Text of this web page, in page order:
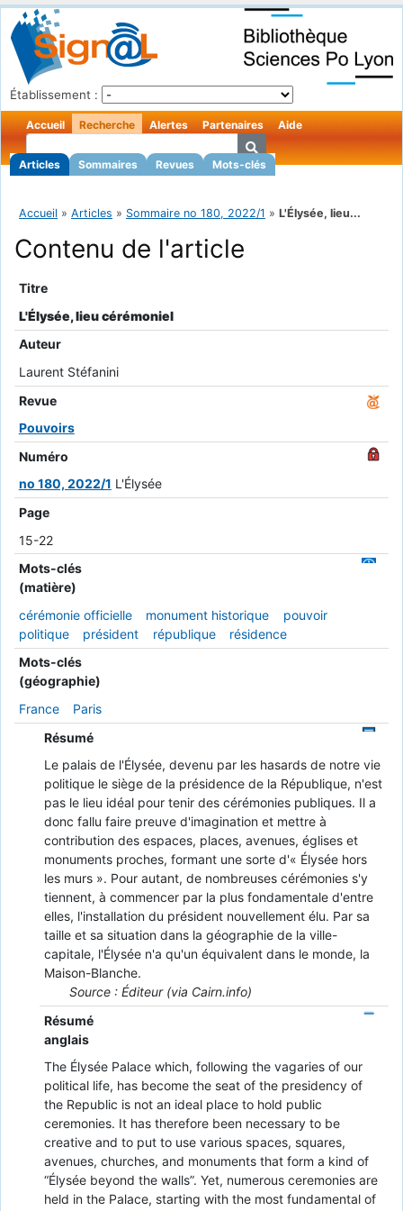
Établissement :
Accueil Recherche
Articles Sommaires Revues Mots-clés
Alertes Partenaires Aide
Accueil » Articles » Sommaire no 180, 2022/1 » L'Élysée, lieu...
Contenu de l'article
Titre
L'Élysée, lieu cérémoniel
Auteur
Laurent Stéfanini
Revue
Pouvoirs
Numéro
no 180, 2022/1 L'Élysée
Page
15-22
Mots-clés
(matière)
cérémonie officielle
monument historique
pouvoir
politique
président république
résidence
Mots-clés
(géographie)
France
Paris
Résumé
Le palais de l'Élysée, devenu par les hasards de notre vie
politique le siège de la présidence de la République, n'est
pas le lieu idéal pour tenir des cérémonies publiques. Il a
donc fallu faire preuve d'imagination et mettre à
contribution des espaces, places, avenues, églises et
monuments proches, formant une sorte d'« Élysée hors
les murs ». Pour autant, de nombreuses cérémonies s'y
tiennent, à commencer par la plus fondamentale d'entre
elles, l'installation du président nouvellement élu. Par sa
taille et sa situation dans la géographie de la ville-
capitale, l'Élysée n'a qu'un équivalent dans le monde, la
Maison-Blanche.
Source : Éditeur (via Cairn.info)
Résumé
anglais
The Élysée Palace which, following the vagaries of our
political life, has become the seat of the presidency of
the Republic is not an ideal place to hold public
ceremonies. It has therefore been necessary to be
creative and to put to use various spaces, squares,
avenues, churches, and monuments that form a kind of
“Élysée beyond the walls”. Yet, numerous ceremonies are
held in the Palace, starting with the most fundamental of